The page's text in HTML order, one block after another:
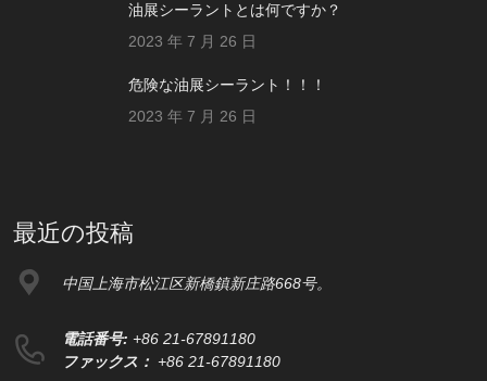
油展シーラントとは何ですか？
2023 年 7 月 26 日
危険な油展シーラント！！！
2023 年 7 月 26 日
最近の投稿
中国上海市松江区新橋鎮新庄路668号。
電話番号: +86 21-67891180
ファックス： +86 21-67891180